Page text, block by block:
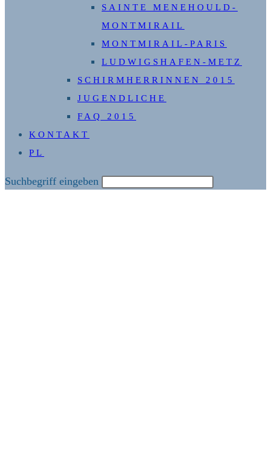
SAINTE MENEHOULD-
MONTMIRAIL
MONTMIRAIL-PARIS
LUDWIGSHAFEN-METZ
SCHIRMHERRINNEN 2015
JUGENDLICHE
FAQ 2015
KONTAKT
PL
Diese
Suchbegriff eingeben